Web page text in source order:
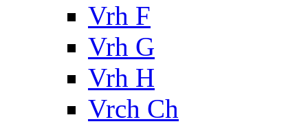
Vrh F
Vrh G
Vrh H
Vrch Ch